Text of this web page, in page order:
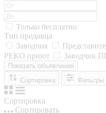
Только бесплатно
Тип продавца
Заводчик
РЕКО приют
Заводчик
Показать объявления
Сортировка
Фильтры
Сортировка
Сортировать